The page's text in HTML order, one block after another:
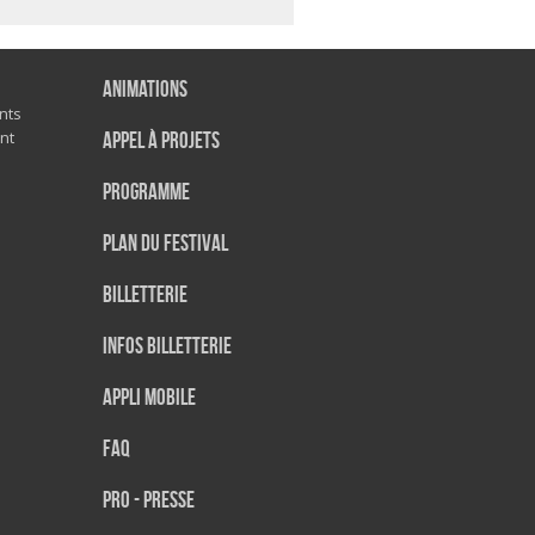
Animations
Appel à projets
Programme
Plan du festival
Billetterie
Infos Billetterie
Appli mobile
FAQ
PRO - PRESSE